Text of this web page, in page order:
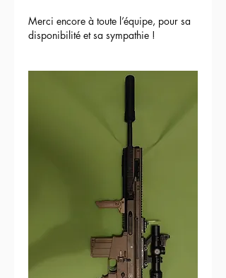
Merci encore à toute l’équipe, pour sa
disponibilité et sa sympathie !